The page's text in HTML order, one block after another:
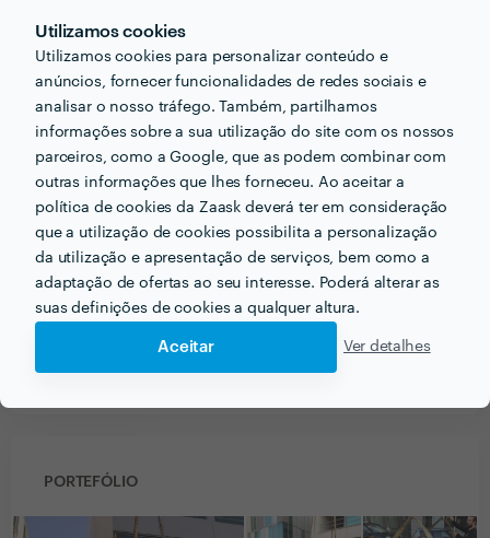
Utilizamos cookies
Utilizamos cookies para personalizar conteúdo e
anúncios, fornecer funcionalidades de redes sociais e
analisar o nosso tráfego. Também, partilhamos
informações sobre a sua utilização do site com os nossos
parceiros, como a Google, que as podem combinar com
outras informações que lhes forneceu. Ao aceitar a
política de cookies da Zaask deverá ter em consideração
que a utilização de cookies possibilita a personalização
da utilização e apresentação de serviços, bem como a
adaptação de ofertas ao seu interesse. Poderá alterar as
suas definições de cookies a qualquer altura.
Aceitar Ver detalhes
Recomendo.
Ver mais
PRÉMIOS ZAASK
5 vezes Profissional de Excelência
🔥 Uau! Encontrou um/a Profissional de
Excelência. Este perfil obteve a maior
distinção da Zaask em
2019, 2021, 2022,
2023 e 2024
PORTEFÓLIO